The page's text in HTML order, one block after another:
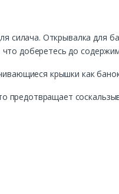
силача. Открывалка для
доберетесь до
крышки как
предотвращает